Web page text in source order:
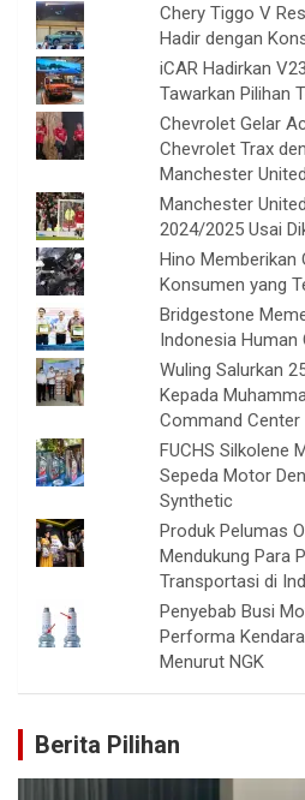
Chery Tiggo V
Hadir dengan
iCAR Hadirkan
Tawarkan Pilihan
Chevrolet Gelar
Chevrolet Trax
Manchester United
Manchester
2024/2025 Usai
Hino Memberikan
Konsumen yang
Bridgestone
Indonesia Human
Wuling Salurkan
Kepada
Command Center
FUCHS Silkolene
Sepeda Motor
Synthetic
Produk Pelumas
Mendukung Para
Transportasi di
Penyebab Busi
Performa
Menurut NGK
Berita Pilihan